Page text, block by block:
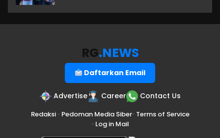
RG.NEWS
Daftarkan Email
Advertise Career Contact Us
Redaksi• Pedoman Media Siber• Terms of Service
• Log in Mail